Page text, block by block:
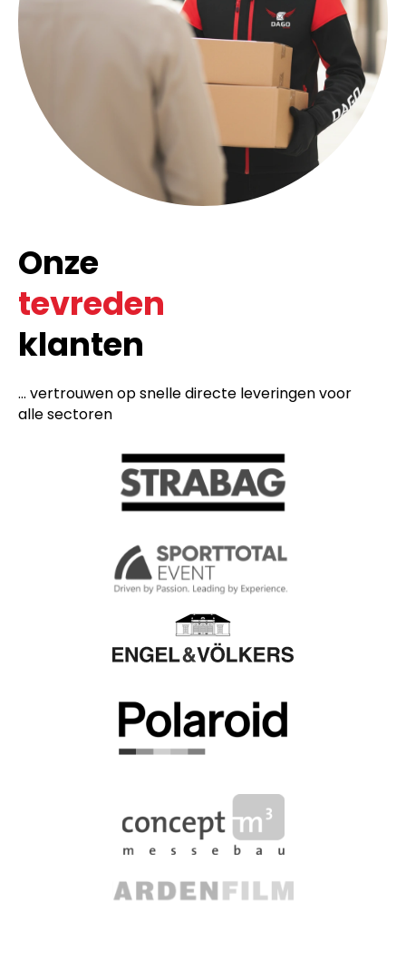
Onze
tevreden
klanten
... vertrouwen op snelle directe leveringen voor
alle sectoren